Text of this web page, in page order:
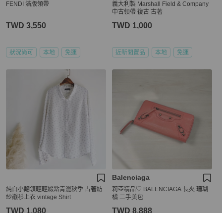
FENDI 滿版領帶
TWD 3,550
狀況尚可 本地 免運
義大利製 Marshall Field & Company
中古領帶 復古 古著
TWD 1,000
近新閒置品 本地 免運
純白小翻領輕輕綴點青澀秋季 古著紡
紗襯衫上衣 vintage Shirt
TWD 1,080
Balenciaga
莉亞精品♡ BALENCIAGA 長夾 珊瑚
橘 二手美包
TWD 8,888